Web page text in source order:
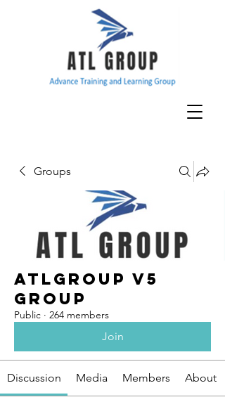
Groups
ATLGroup v5
Group
Public · 264 members
Join
Discussion Media Members About